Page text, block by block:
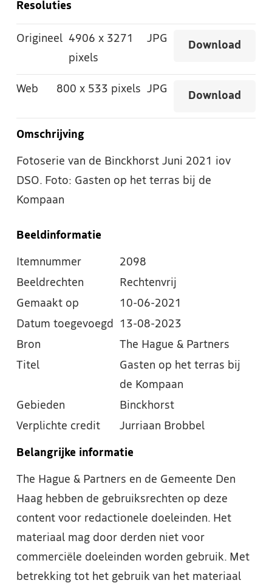
Resoluties
Origineel 4906 x 3271
pixels
JPG
Download
Web 800 x 533 pixels JPG
Download
Omschrijving
Fotoserie van de Binckhorst Juni 2021 iov
DSO. Foto: Gasten op het terras bij de
Kompaan
Beeldinformatie
Itemnummer
2098
Beeldrechten
Rechtenvrij
Gemaakt op
10-06-2021
Datum toegevoegd
13-08-2023
Bron
The Hague & Partners
Titel
Gasten op het terras bij
de Kompaan
Gebieden
Binckhorst
Verplichte credit
Jurriaan Brobbel
Belangrijke informatie
The Hague & Partners en de Gemeente Den
Haag hebben de gebruiksrechten op deze
content voor redactionele doeleinden. Het
materiaal mag door derden niet voor
commerciële doeleinden worden gebruik. Met
betrekking tot het gebruik van het materiaal